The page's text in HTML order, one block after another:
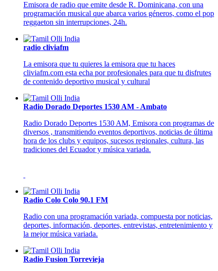
Emisora de radio que emite desde R. Dominicana, con una
programación musical que abarca varios géneros, como el pop
reggaeton sin interrupciones, 24h.
radio cliviafm
La emisora que tu quieres la emisora que tu haces
cliviafm.com esta echa por profesionales para que tu disfrutes
de contenido deportivo musical y cultural
Radio Dorado Deportes 1530 AM - Ambato
Radio Dorado Deportes 1530 AM, Emisora con programas de
diversos , transmitiendo eventos deportivos, noticias de última
hora de los clubs y equipos, sucesos regionales, cultura, las
tradiciones del Ecuador y música variada.
Radio Colo Colo 90.1 FM
Radio con una programación variada, compuesta por noticias,
deportes, información, deportes, entrevistas, entretenimiento y
la mejor música variada.
Radio Fusion Torrevieja